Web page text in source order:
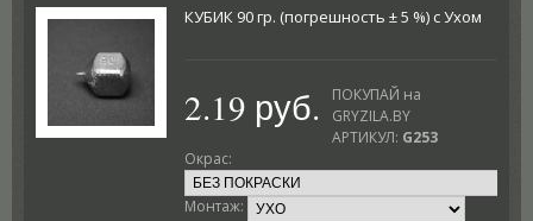
КУБИК 90 гр. (погрешность ± 5 %) с Ухом
2.19 руб.
ПОКУПАЙ на
GRYZILA.BY
АРТИКУЛ: G253
Окрас:
Монтаж: